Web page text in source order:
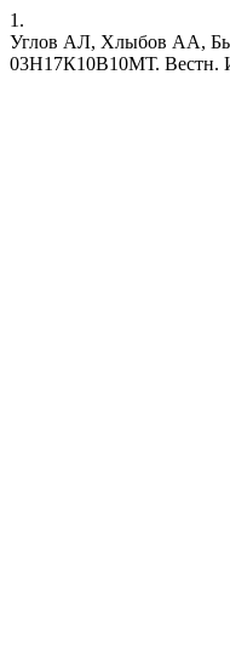
1.
Углов АЛ, Хлыбов
03Н17К10В10МТ. Вестн.